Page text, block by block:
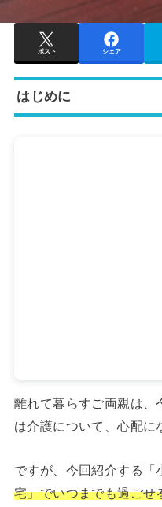
ポスト シェア
はじめに
離れて暮らすご両親は、
は介護について、心配に
ですが、今回紹介する「
宅」でいつまでも過ごせ